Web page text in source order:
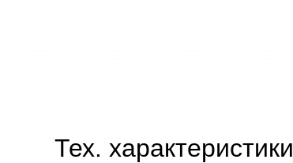
Тех. характеристики